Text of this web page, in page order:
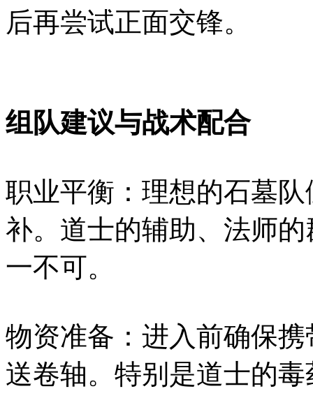
后再尝试正面交锋。
组队建议与战术配合
职业平衡：理想的石墓
补。道士的辅助、法师
一不可。
物资准备：进入前确保
送卷轴。特别是道士的